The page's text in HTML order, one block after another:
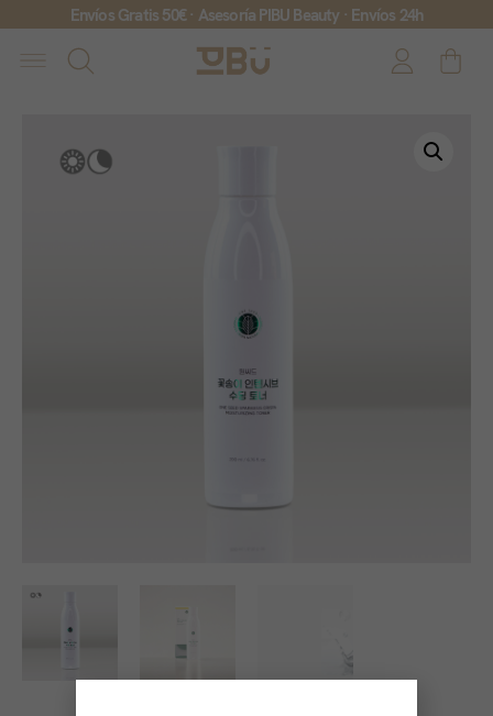
Envíos Gratis 50€ · Asesoría PIBU Beauty · Envíos 24h